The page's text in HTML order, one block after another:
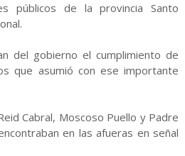
públicos de la provincia Santo
del gobierno el cumplimiento de
que asumió con ese importante
Cabral, Moscoso Puello y Padre
en las afueras en señal